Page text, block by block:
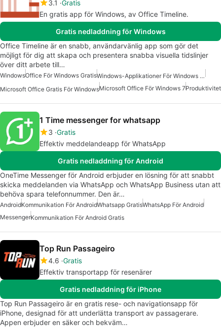
3.1 Gratis
En gratis app för Windows, av Office Timeline.
Gratis nedladdning för Windows
Office Timeline är en snabb, användarvänlig app som gör det
möjligt för dig att skapa och presentera snabba visuella tidslinjer
över ditt arbete till…
WindowsOffice För Windows Gratis
Windows-Applikationer För Windows 10
Microsoft Office Gratis För WindowsMicrosoft Office För Windows 7Produktivitet
1 Time messenger for whatsapp
3 Gratis
Effektiv meddelandeapp för WhatsApp
Gratis nedladdning för Android
OneTime Messenger för Android erbjuder en lösning för att snabbt
skicka meddelanden via WhatsApp och WhatsApp Business utan att
behöva spara telefonnummer. Den är…
AndroidKommunikation För AndroidWhatsapp GratisWhatsApp För Android
MessengerKommunikation För Android Gratis
Top Run Passageiro
4.6 Gratis
Effektiv transportapp för resenärer
Gratis nedladdning för iPhone
Top Run Passageiro är en gratis rese- och navigationsapp för
iPhone, designad för att underlätta transport av passagerare.
Appen erbjuder en säker och bekväm…